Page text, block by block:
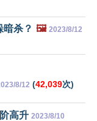
杀？ 🖼️ 2023/8/12
8/12 (42,039次)
高升 2023/8/10